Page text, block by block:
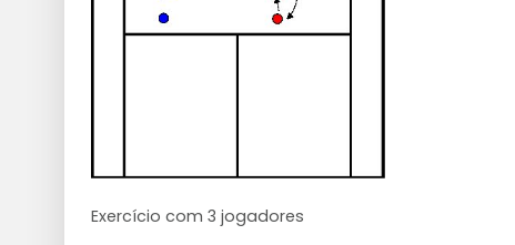
Exercício com 3 jogadores